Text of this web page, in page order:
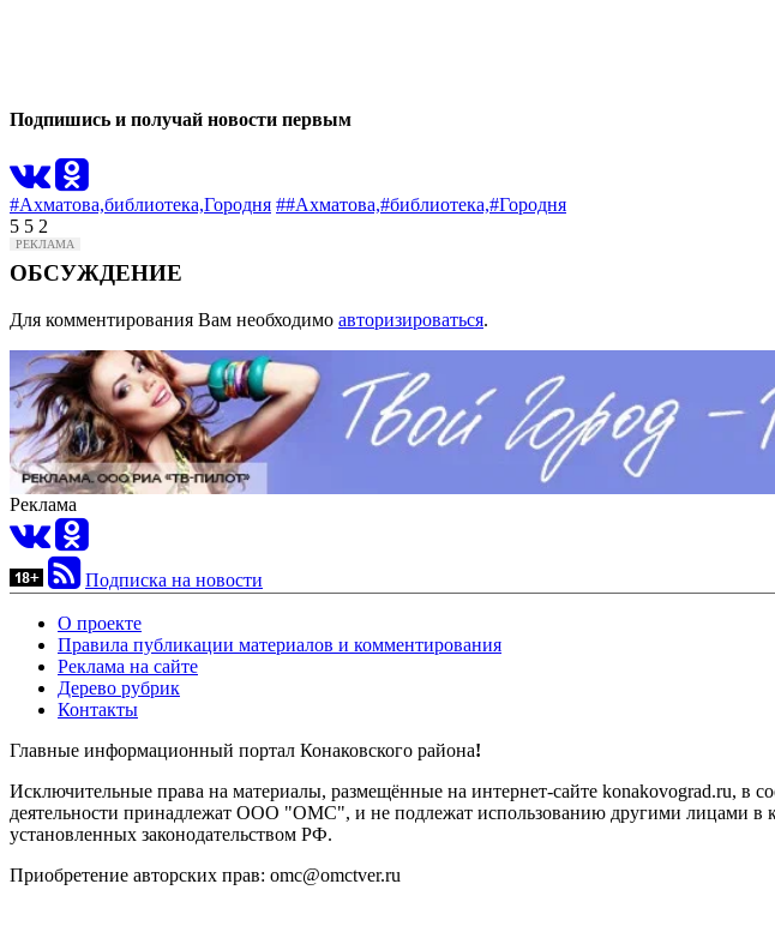
Подпишись и получай новости первым
#Ахматова,библиотека,Городня ##Ахматова,#библиотека,#Городня
5 5 2
ОБСУЖДЕНИЕ
Для комментирования Вам необходимо авторизироваться.
Реклама
Подписка на новости
О проекте
Правила публикации материалов и комментирования
Реклама на сайте
Дерево рубрик
Контакты
Главные информационный портал Конаковского района!
Исключительные права на материалы, размещённые на интернет-сайте konakovograd.ru, в
деятельности принадлежат ООО "ОМС", и не подлежат использованию другими лицами в
установленных законодательством РФ.
Приобретение авторских прав: omc@omctver.ru